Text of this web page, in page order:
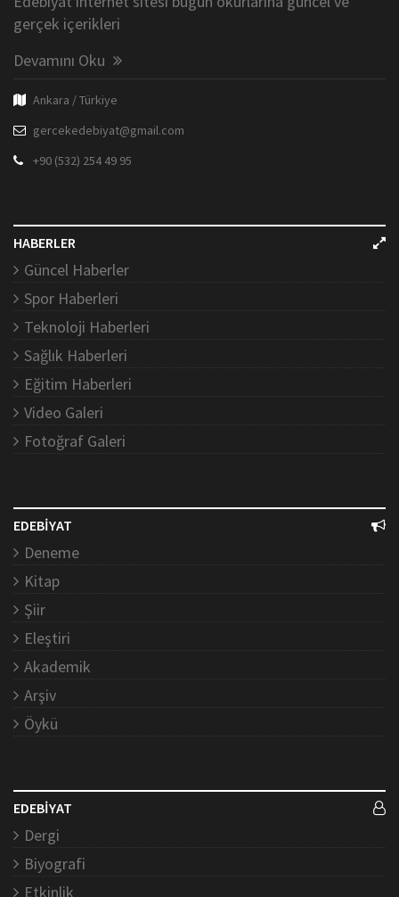
gerçek içerikleri
Devamını Oku
Ankara / Türkiye
gercekedebiyat@gmail.com
+90 (532) 254 49 95
HABERLER
Güncel Haberler
Spor Haberleri
Teknoloji Haberleri
Sağlık Haberleri
Eğitim Haberleri
Video Galeri
Fotoğraf Galeri
EDEBİYAT
Deneme
Kitap
Şiir
Eleştiri
Akademik
Arşiv
Öykü
EDEBİYAT
Dergi
Biyografi
Etkinlik